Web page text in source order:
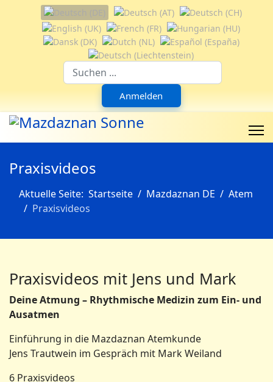
Sprache auswählen
Anmelden
Praxisvideos
Aktuelle Seite: Startseite Mazdaznan DE
Atem
Praxisvideos
Praxisvideos mit Jens und Mark
Deine Atmung – Rhythmische Medizin zum Ein- und
Ausatmen
Einführung in die Mazdaznan Atemkunde
Jens Trautwein im Gespräch mit Mark Weiland
6 Praxisvideos